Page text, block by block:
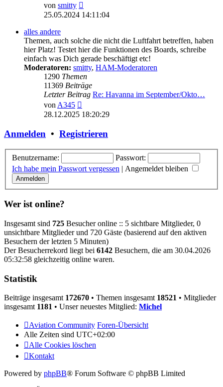
von smitty
Beitrag
25.05.2024 14:11:04
alles andere
Themen, auch solche die nicht die Luftfahrt betreffen, haben
hier Platz! Testet hier die Funktionen des Boards, schreibe
einfach was Dich gerade beschäftigt etc!
Moderatoren: smitty, HAM-Moderatoren
1290 Themen
11369 Beiträge
Letzter Beitrag Re: Havanna im September/Okto…
vonA345
Beitrag
28.12.2025 18:20:29
Anmelden • Registrieren
Benutzername:
Passwort:
Ich habe mein Passwort vergessen | Angemeldet bleiben
Wer ist online?
Insgesamt sind 725 Besucher online :: 5 sichtbare Mitglieder, 0
unsichtbare Mitglieder und 720 Gäste (basierend auf den aktiven
Besuchern der letzten 5 Minuten)
Der Besucherrekord liegt bei 6142 Besuchern, die am 30.04.2026
05:32:58 gleichzeitig online waren.
Statistik
Beiträge insgesamt 172670 • Themen insgesamt 18521 • Mitglieder
insgesamt 1181 • Unser neuestes Mitglied: Michel
Aviation Community Foren-Übersicht
Alle Zeiten sind UTC+02:00
Alle Cookies löschen
Kontakt
Powered by phpBB® Forum Software © phpBB Limited